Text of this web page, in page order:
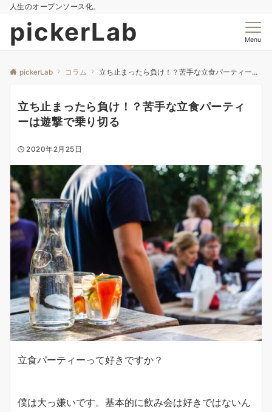
人生のオープンソース化。
pickerLab Menu
pickerLab コラム 立ち止まったら負け！？苦手な立食パーティーは遊撃で乗り切る
立ち止まったら負け！？苦手な立食パーティ
ーは遊撃で乗り切る
2020年2月25日
立食パーティーって好きですか？
僕は大っ嫌いです。基本的に飲み会は好きではないん